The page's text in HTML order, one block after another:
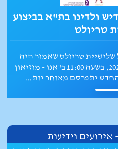
חן לקס בהרצליה במאי
הרשות הלאומית לתרבות
ב-10 במאי 2026.
אירועים וידיעות